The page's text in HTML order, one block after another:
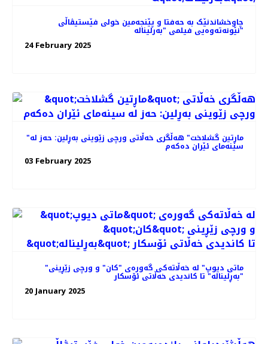
چاوخشاندنێک به حه‌فتا و پێنجه‌مین خولی فێستیڤاڵی
نێونه‌ته‌وه‌یی فیلمی "بەرلیناله"
24 February 2025
"ماڕتین گشلاخت" هە‌ڵگری خه‌ڵاتی ورچی زێوینی بەڕلین: حه‌ز له
سینه‌مای ئێران ده‌که‌م
03 February 2025
"ماتی دیوپ" لە خه‌ڵاته‌کی گه‌وره‌ی "کان" و ورچی زێڕینی
"بەڕلیناله" تا کاندیدی خه‌ڵاتی ئۆسکار
20 January 2025